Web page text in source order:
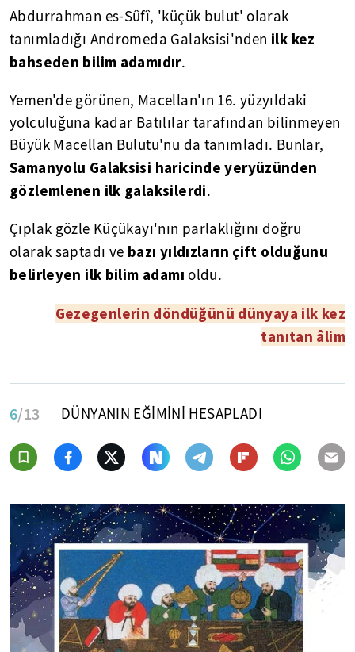
Abdurrahman es-Sûfî, 'küçük bulut' olarak
tanımladığı Andromeda Galaksisi'nden ilk kez
bahseden bilim adamıdır.
Yemen'de görünen, Macellan'ın 16. yüzyıldaki
yolculuğuna kadar Batılılar tarafından bilinmeyen
Büyük Macellan Bulutu'nu da tanımladı. Bunlar,
Samanyolu Galaksisi haricinde yeryüzünden
gözlemlenen ilk galaksilerdi.
Çıplak gözle Küçükayı'nın parlaklığını doğru
olarak saptadı ve bazı yıldızların çift olduğunu
belirleyen ilk bilim adamı oldu.
Gezegenlerin döndüğünü dünyaya ilk kez
tanıtan âlim
6/13 DÜNYANIN EĞİMİNİ HESAPLADI